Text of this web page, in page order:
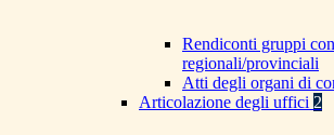
Rendiconti gruppi
regionali/provinciali
Atti degli organi di
Articolazione degli uffici 2